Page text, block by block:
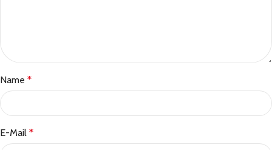
Name *
E-Mail *